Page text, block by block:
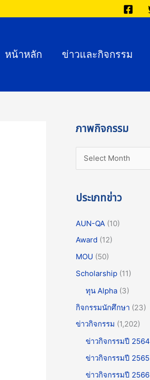
หน้าหลัก ข่าวและกิจกรรม
ภาพกิจกรรม
กิ
ม
ประเภทข่าว
AUN-QA (10)
Award (12)
MOU (50)
Scholarship (11)
ทุน Alpha (3)
กิจกรรมนักศึกษา (23)
ข่าวกิจกรรม (1,202)
ข่าวกิจกรรมปี 2564
ข่าวกิจกรรมปี 2565
ข่าวกิจกรรมปี 2566